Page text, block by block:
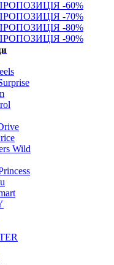
-60%
-70%
-80%
-90%
Wild